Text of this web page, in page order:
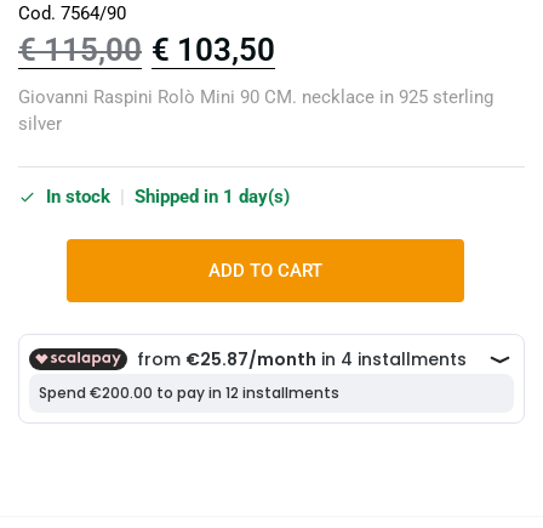
Cod. 7564/90
€115,00 € 103,50
Giovanni Raspini Rolò Mini 90 CM. necklace in 925 sterling
silver
In stock Shipped in 1 day(s)
ADD TO CART